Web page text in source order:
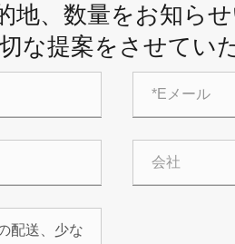
地、数量をお知ら
な提案をさせてい